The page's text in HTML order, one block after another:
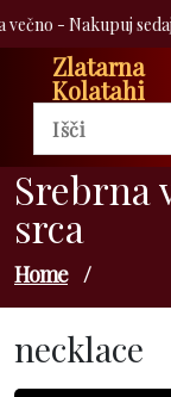
Skip
content
- Nakupuj sedaj
Zlatarna
Kolatahi
Srebrna
srca
Home /
necklace